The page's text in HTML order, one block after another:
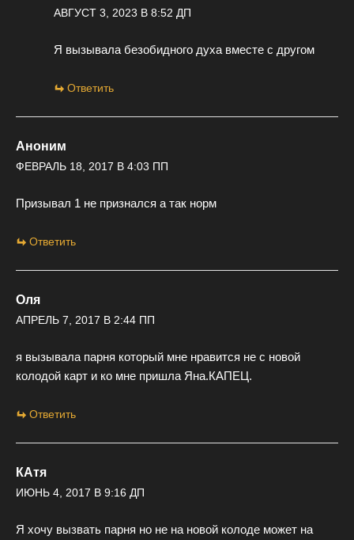
АВГУСТ 3, 2023 В 8:52 ДП
Я вызывала безобидного духа вместе с другом
Ответить
Аноним
ФЕВРАЛЬ 18, 2017 В 4:03 ПП
Призывал 1 не признался а так норм
Ответить
Оля
АПРЕЛЬ 7, 2017 В 2:44 ПП
я вызывала парня который мне нравится не с новой
колодой карт и ко мне пришла Яна.КАПЕЦ.
Ответить
КАтя
ИЮНЬ 4, 2017 В 9:16 ДП
Я хочу вызвать парня но не на новой колоде может на